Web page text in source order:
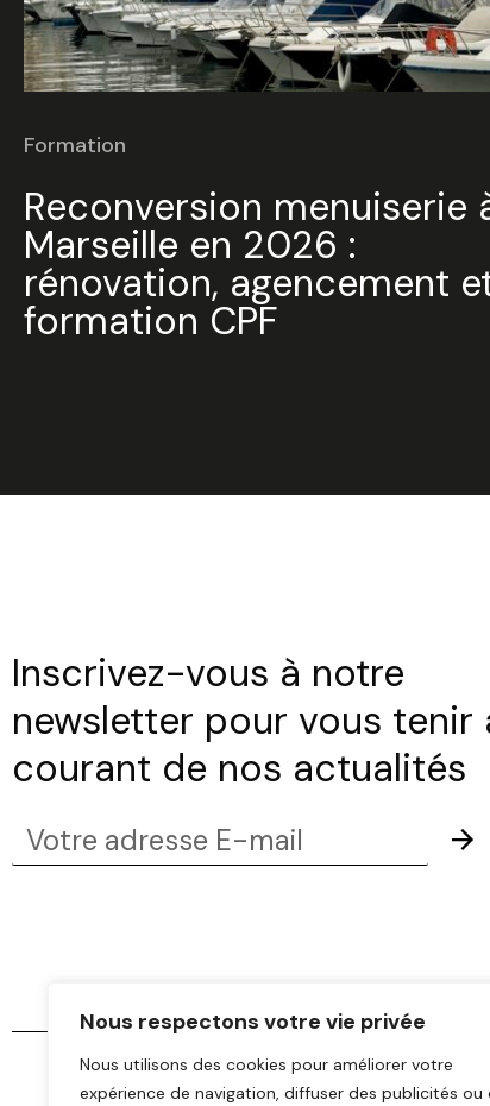
Nous respectons votre vie privée
Nous utilisons des cookies pour améliorer votre
expérience de navigation, diffuser des publicités ou
Formation
Reconversion menuiserie
Marseille en 2026 :
rénovation, agencement
formation CPF
Inscrivez-vous à notre
newsletter pour vous tenir
courant de nos actualités
Votre
adresse